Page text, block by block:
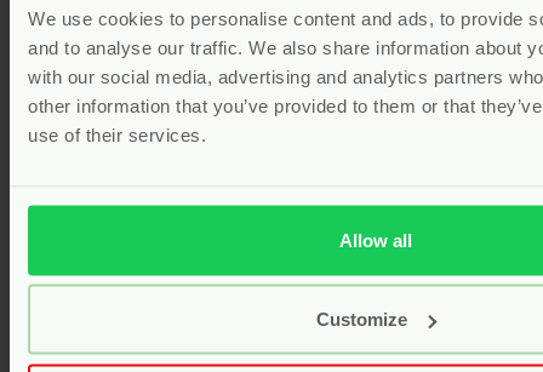
We use cookies to personalise content and ads, to provide
and to analyse our traffic. We also share information about
with our social media, advertising and analytics partners
other information that you’ve provided to them or that
use of their services.
Allow all
Customize
Birth Ready Tea – Frambozenblad
Bekijken